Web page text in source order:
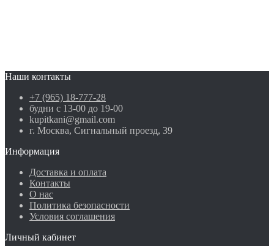
Наши контакты
+7 (965) 18-777-28
будни с 13-00 до 19-00
kupitkani@gmail.com
г. Москва, Сигнальный проезд, 39
Информация
Доставка и оплата
Контакты
О нас
Политика безопасности
Условия соглашения
Личный кабинет